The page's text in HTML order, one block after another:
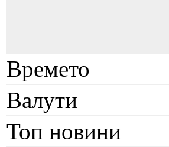
Времето
Валути
Топ новини